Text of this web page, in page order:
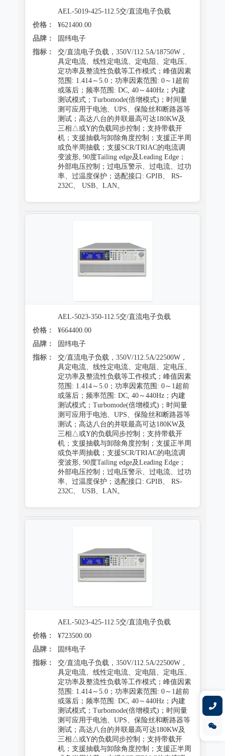
AEL-5019-425-112.5交/直流电子负载
价格：
¥621400.00
品牌：
固纬电子
指标：
交/直流电子负载，350V/112.5A/18750W，
具定电流、线性定电流、定电阻、定电压、
定功率及整流性负载等工作模式；峰值因素
范围: 1.414～5.0；功率因素范围: 0～1超前
或落后；频率范围: DC, 40～440Hz；内建
测试模式；Turbomode(倍增模式)；时间量
测可应用于电池、UPS、保险丝和断路器等
测试；高达八台的并联最高可达180KW及
三相△或Y的负载同步控制；支持带载开
机；支援抽载与卸除角度控制；支援正半周
或负半周抽载；支援SCR/TRIAC的电流调
变波形, 90度Tailing edge及Leading Edge；
外部电压控制；过电压警示、过电流、过功
率、过温度保护；选配接口: GPIB、 RS-
232C、 USB、LAN。
AEL-5023-350-112.5交/直流电子负载
价格：
¥664400.00
品牌：
固纬电子
指标：
交/直流电子负载，350V/112.5A/22500W，
具定电流、线性定电流、定电阻、定电压、
定功率及整流性负载等工作模式；峰值因素
范围: 1.414～5.0；功率因素范围: 0～1超前
或落后；频率范围: DC, 40～440Hz；内建
测试模式；Turbomode(倍增模式)；时间量
测可应用于电池、UPS、保险丝和断路器等
测试；高达八台的并联最高可达180KW及
三相△或Y的负载同步控制；支持带载开
机；支援抽载与卸除角度控制；支援正半周
或负半周抽载；支援SCR/TRIAC的电流调
变波形, 90度Tailing edge及Leading Edge；
外部电压控制；过电压警示、过电流、过功
率、过温度保护；选配接口: GPIB、 RS-
232C、 USB、LAN。
AEL-5023-425-112.5交/直流电子负载
价格：
¥723500.00
品牌：
固纬电子
指标：
交/直流电子负载，350V/112.5A/22500W，
具定电流、线性定电流、定电阻、定电压、
定功率及整流性负载等工作模式；峰值因素
范围: 1.414～5.0；功率因素范围: 0～1超前
或落后；频率范围: DC, 40～440Hz；内建
测试模式；Turbomode(倍增模式)；时间量
测可应用于电池、UPS、保险丝和断路器等
测试；高达八台的并联最高可达180KW及
三相△或Y的负载同步控制；支持带载开
机；支援抽载与卸除角度控制；支援正半周